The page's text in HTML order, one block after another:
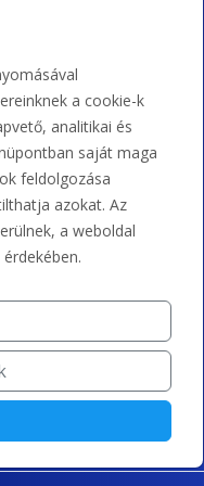
tudja mit tegyen?
Apple Pay-t, banki
a cookie-k
analitikai és
saját maga
feldolgozása
azokat. Az
a weboldal